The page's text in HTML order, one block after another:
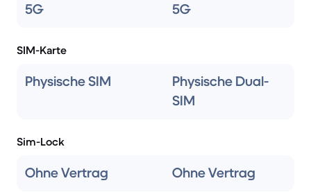
5G 5G
SIM-Karte
Physische SIM
Physische Dual-
SIM
Sim-Lock
Ohne Vertrag Ohne Vertrag